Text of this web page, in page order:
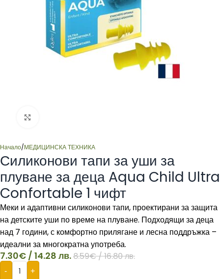
Начало/МЕДИЦИНСКА ТЕХНИКА
Силиконови тапи за уши за
плуване за деца Aqua Child Ultra
Confortable 1 чифт
Меки и адаптивни силиконови тапи, проектирани за защита
на детските уши по време на плуване. Подходящи за деца
над 7 години, с комфортно прилягане и лесна поддръжка –
идеални за многократна употреба.
7.30€ / 14.28 лв.8.59€/ 16.80 лв.
- +